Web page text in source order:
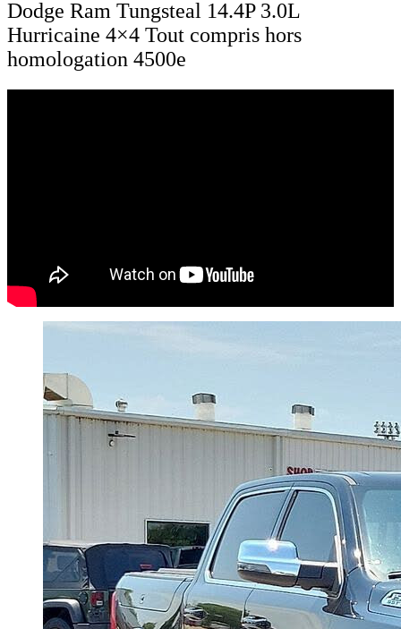
Dodge Ram Tungsteal 14.4P 3.0L
Hurricaine 4×4 Tout compris hors
homologation 4500e